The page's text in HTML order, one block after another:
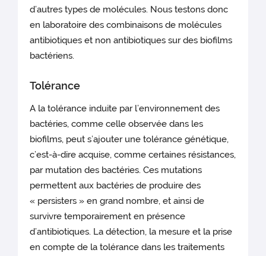
d’autres types de molécules. Nous testons donc
en laboratoire des combinaisons de molécules
antibiotiques et non antibiotiques sur des biofilms
bactériens.
Tolérance
A la tolérance induite par l’environnement des
bactéries, comme celle observée dans les
biofilms, peut s’ajouter une tolérance génétique,
c’est-à-dire acquise, comme certaines résistances,
par mutation des bactéries. Ces mutations
permettent aux bactéries de produire des
« persisters » en grand nombre, et ainsi de
survivre temporairement en présence
d’antibiotiques. La détection, la mesure et la prise
en compte de la tolérance dans les traitements